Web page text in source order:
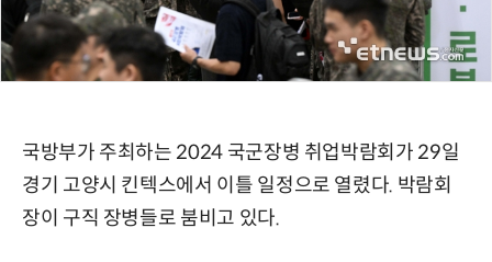
국방부가 주최하는 2024 국군장병 취업박람회가 29일
경기 고양시 킨텍스에서 이틀 일정으로 열렸다. 박람회
장이 구직 장병들로 붐비고 있다.